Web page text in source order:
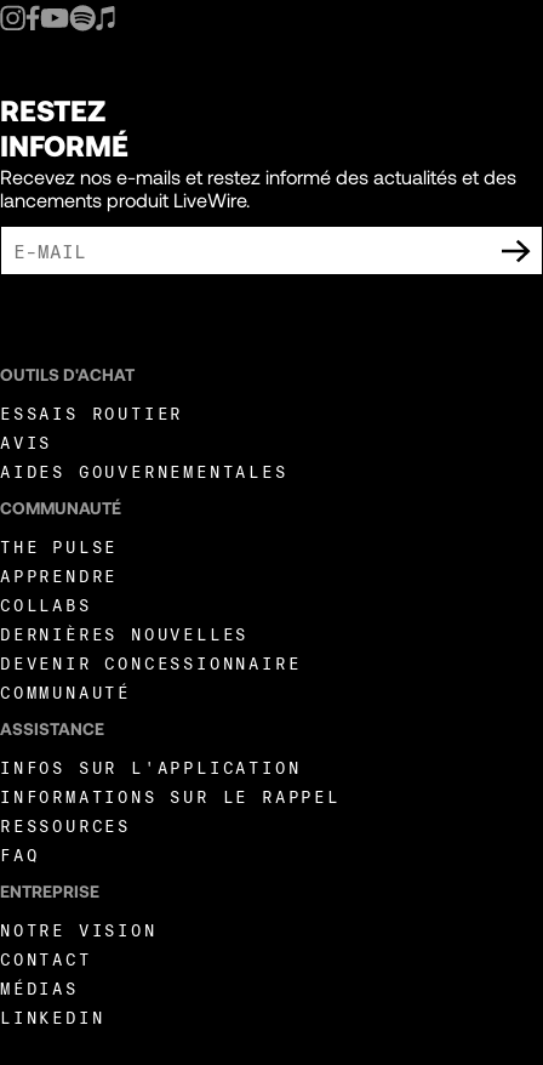
RESTEZ
INFORMÉ
Recevez nos e-mails et restez informé des actualités et des
lancements produit LiveWire.
OUTILS D'ACHAT
ESSAIS ROUTIER
AVIS
AIDES GOUVERNEMENTALES
COMMUNAUTÉ
THE PULSE
APPRENDRE
COLLABS
DERNIÈRES NOUVELLES
DEVENIR CONCESSIONNAIRE
COMMUNAUTÉ
ASSISTANCE
INFOS SUR L'APPLICATION
INFORMATIONS SUR LE RAPPEL
RESSOURCES
FAQ
ENTREPRISE
NOTRE VISION
CONTACT
MÉDIAS
LINKEDIN